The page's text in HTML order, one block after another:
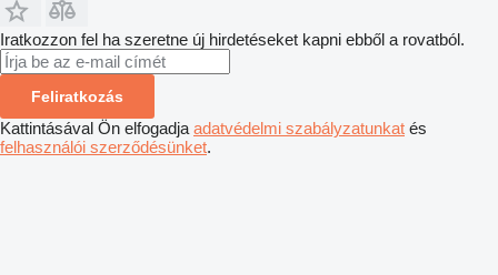
Iratkozzon fel ha szeretne új hirdetéseket kapni ebből a rovatból.
Feliratkozás
Kattintásával Ön elfogadja adatvédelmi szabályzatunkat és
felhasználói szerződésünket.